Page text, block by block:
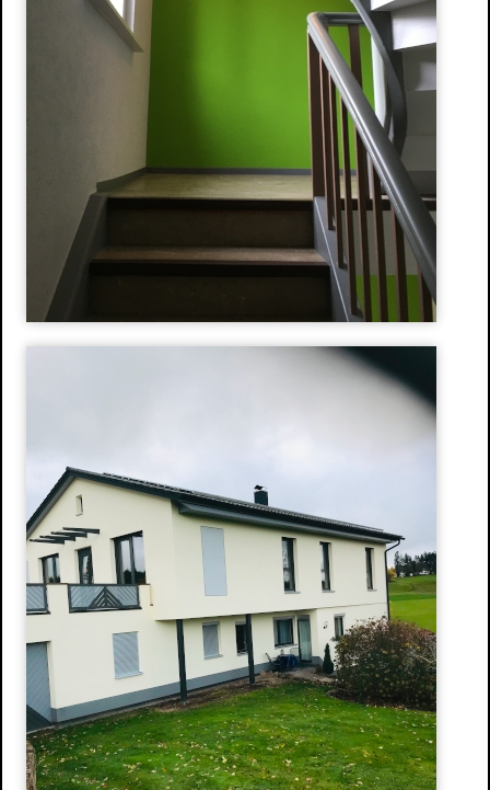
Wasserschaden- sanierung
Reinigungsarbeiten
Herstellung und Verkauf von Stuck
Dekorative Oberflächen
Ihre Vorteile
Produkte
Stuckgesims
Stuck-Rosetten
Natursteine
Design
Stuckdecken
Spachteltechnik & Wischtechnik
Neue Ideen
Wissenswertes
Energetische Sanierung
Förderprogramme
Richtiges Lüften
Aussenanlage / Sockel-Wandanschluss
Kontakt
Anfahrtsweg